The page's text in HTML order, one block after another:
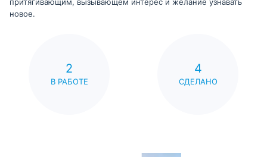
притягивающим, вызывающем интерес и желание узнавать
новое.
2
В РАБОТЕ
4
СДЕЛАНО